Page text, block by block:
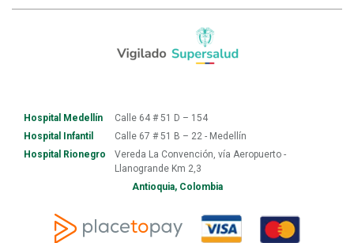
Hospital Medellín
Calle 64 # 51 D – 154
Hospital Infantil
Calle 67 # 51 B – 22 - Medellín
Hospital Rionegro
Vereda La Convención, vía Aeropuerto -
Llanogrande Km 2,3
Antioquia, Colombia